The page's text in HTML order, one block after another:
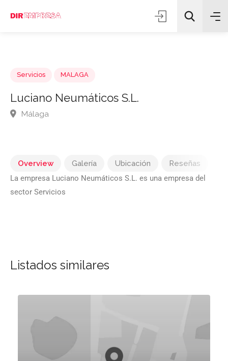
Luciano Neumáticos S.L.
Overview Galería Ubicación
Reseñas
La empresa Luciano Neumáticos S.L. es una empresa del
sector Servicios
Listados similares